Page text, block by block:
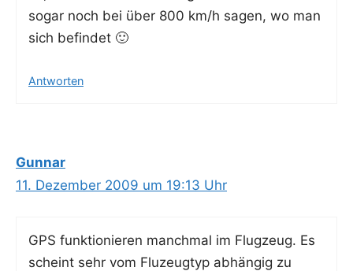
sogar noch bei über 800 km/h sagen, wo man
sich befindet 🙂
Antworten
Gunnar
11. Dezember 2009 um 19:13 Uhr
GPS funk­tio­nie­ren manch­mal im Flug­zeug. Es
scheint sehr vom Flu­zeug­typ abhän­gig zu